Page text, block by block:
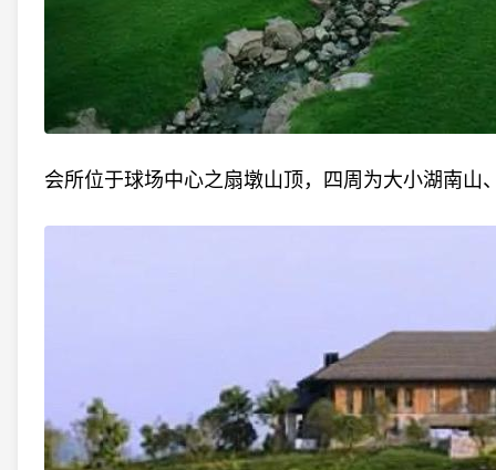
会所位于球场中心之扇墩山顶，四周为大小湖南